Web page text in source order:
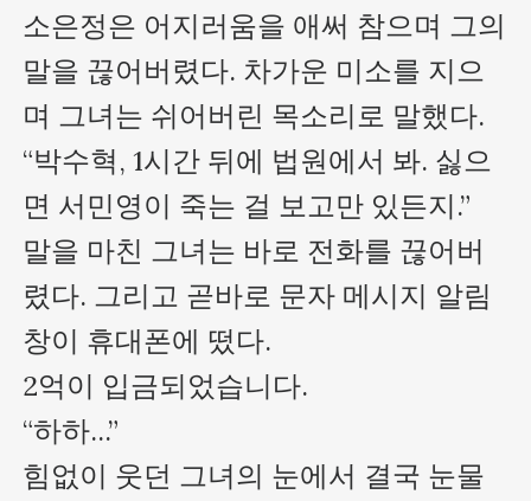
소은정은 어지러움을 애써 참으며 그의
말을 끊어버렸다. 차가운 미소를 지으
며 그녀는 쉬어버린 목소리로 말했다.
“박수혁, 1시간 뒤에 법원에서 봐. 싫으
면 서민영이 죽는 걸 보고만 있든지.”
말을 마친 그녀는 바로 전화를 끊어버
렸다. 그리고 곧바로 문자 메시지 알림
창이 휴대폰에 떴다.
2억이 입금되었습니다.
“하하...”
힘없이 웃던 그녀의 눈에서 결국 눈물